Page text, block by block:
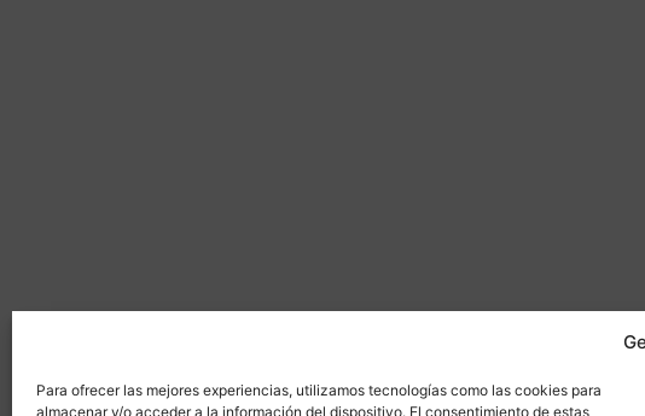
Para ofrecer las mejores experiencias, utilizamos tecnologías como las cookies para
almacenar y/o acceder a la información del dispositivo. El consentimiento de estas